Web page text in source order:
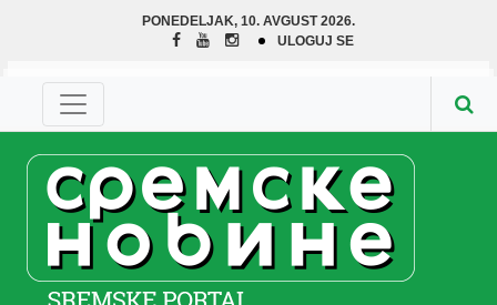
PONEDELJAK, 10. AVGUST 2026.
ULOGUJ SE